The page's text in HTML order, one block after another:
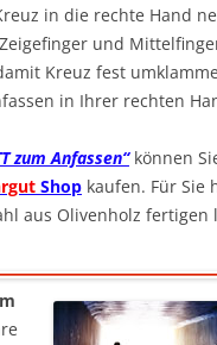
in die rechte Hand
und
Kreuz fest
in Ihrer rechten
zum Anfassen“können
Shop kaufen. Für Sie
aus Olivenholz fertigen